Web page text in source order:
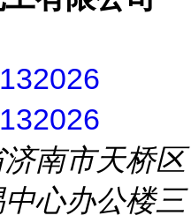
南市天桥区
心办公楼三